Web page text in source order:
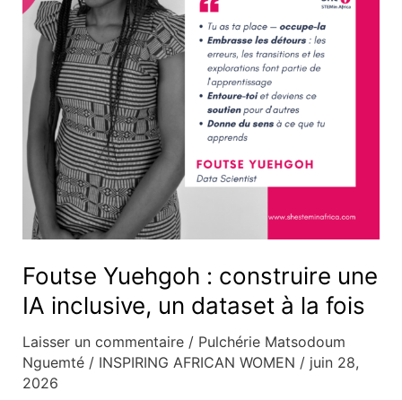
Foutse Yuehgoh : construire une
IA inclusive, un dataset à la fois
Laisser un commentaire / Pulchérie Matsodoum
Nguemté / INSPIRING AFRICAN WOMEN / juin 28,
2026
IA
inclusive,
un
dataset
à
la
fois